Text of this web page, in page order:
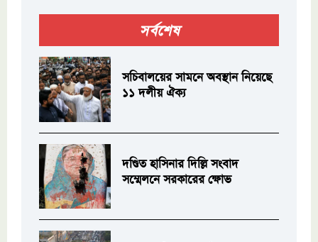
সর্বশেষ
সচিবালয়ের সামনে অবস্থান নিয়েছে
১১ দলীয় ঐক্য
দণ্ডিত হাসিনার দিল্লি সংবাদ
সম্মেলনে সরকারের ক্ষোভ